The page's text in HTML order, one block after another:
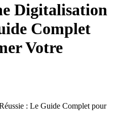
Digitalisation
Complet
Votre
: Le Guide Complet pour